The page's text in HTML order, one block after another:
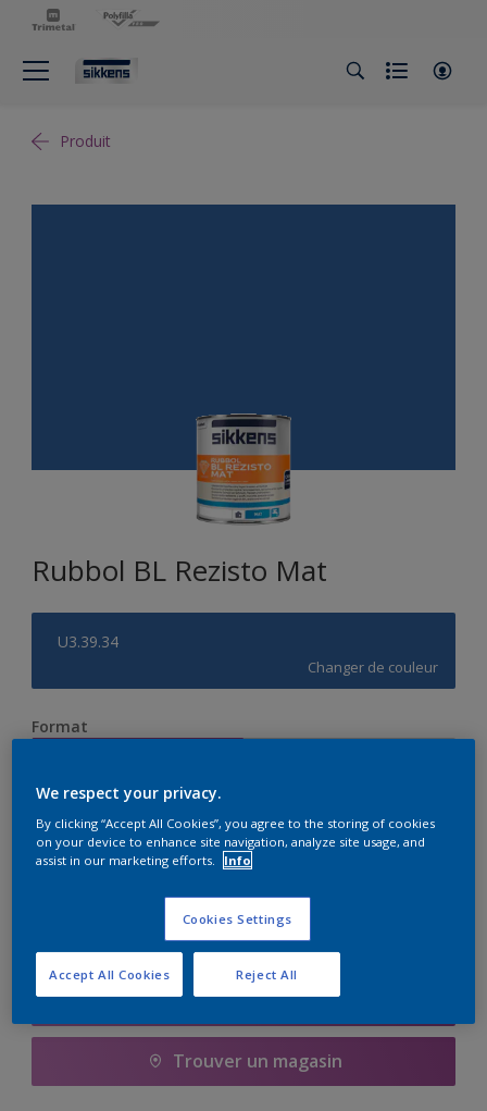
Produit
Rubbol BL Rezisto Mat
U3.39.34
Changer de couleur
Format
Quantité Calculateur de peinture
Ajouter à la liste d’achats
Trouver un magasin
We respect your privacy.
By clicking “Accept All Cookies”, you agree to the storing of cookies
on your device to enhance site navigation, analyze site usage, and
assist in our marketing efforts.
Info
Cookies Settings
Reject All
Accept All Cookies